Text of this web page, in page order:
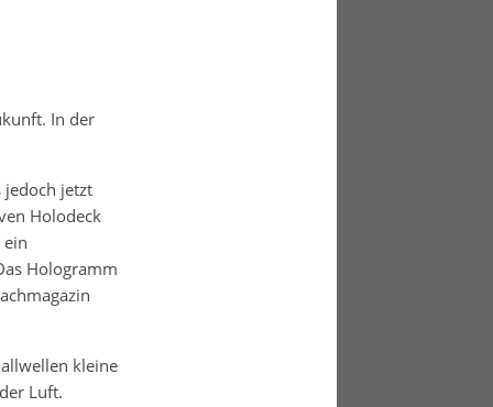
In der
jetzt
Holodeck
Hologramm
kleine
Luft.